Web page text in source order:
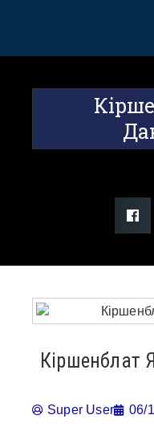
Кіршенблат
Super User 06/